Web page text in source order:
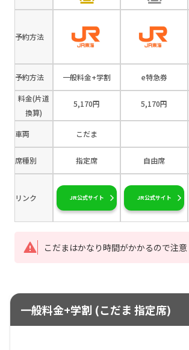
予約方法
予約方法 一般料金+学割 e特急券
料金(片道
換算)
5,170円 5,170円
車両 こだま
席種別 指定席 自由席
リンク JR公式サイト JR公式サイト
こだまはかなり時間がかかるので注意
一般料金+学割 (こだま 指定席)